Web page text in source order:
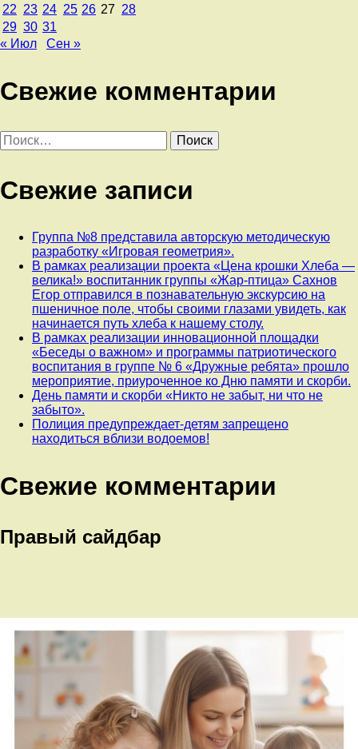
22 23 24 25 26 27 28
29 30 31
« Июл
Сен »
Свежие комментарии
Найти:
Свежие записи
Группа №8 представила авторскую методическую
разработку «Игровая геометрия».
В рамках реализации проекта «Цена крошки Хлеба —
велика!» воспитанник группы «Жар-птица» Сахнов
Егор отправился в познавательную экскурсию на
пшеничное поле, чтобы своими глазами увидеть, как
начинается путь хлеба к нашему столу.
В рамках реализации инновационной площадки
«Беседы о важном» и программы патриотического
воспитания в группе № 6 «Дружные ребята» прошло
мероприятие, приуроченное ко Дню памяти и скорби.
День памяти и скорби «Никто не забыт, ни что не
забыто».
Полиция предупреждает-детям запрещено
находиться вблизи водоемов!
Свежие комментарии
Правый сайдбар